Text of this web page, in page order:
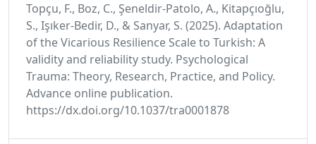
Topçu, F., Boz, C., Şeneldir-Patolo, A., Kitapçıoğlu,
S., Işıker-Bedir, D., & Sanyar, S. (2025). Adaptation
of the Vicarious Resilience Scale to Turkish: A
validity and reliability study. Psychological
Trauma: Theory, Research, Practice, and Policy.
Advance online publication.
https://dx.doi.org/10.1037/tra0001878